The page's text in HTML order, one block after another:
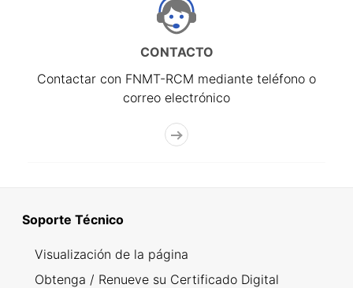
CONTACTO
Contactar con FNMT-RCM mediante teléfono o
correo electrónico
Soporte Técnico
Visualización de la página
Obtenga / Renueve su Certificado Digital